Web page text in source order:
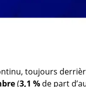
toujours
(3,1 %de part